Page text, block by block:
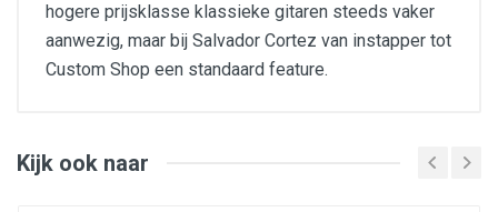
hogere prijsklasse klassieke gitaren steeds vaker
aanwezig, maar bij Salvador Cortez van instapper tot
Custom Shop een standaard feature.
toets en brug: black walnut/juglans nigra
mensuur : 650mm
Kijk ook naar